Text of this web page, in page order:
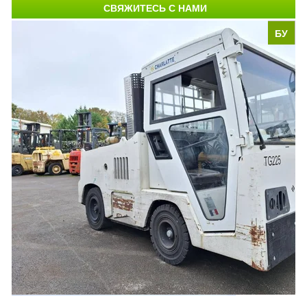
БУ
СВЯЖИТЕСЬ С НАМИ